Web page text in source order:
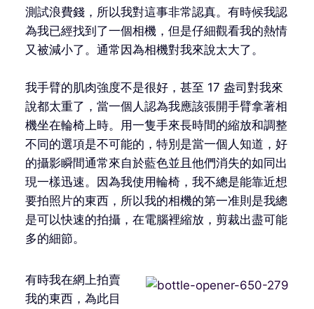
測試浪費錢，所以我對這事非常認真。有時候我認
為我已經找到了一個相機，但是仔細觀看我的熱情
又被減小了。通常因為相機對我來說太大了。
我手臂的肌肉強度不是很好，甚至 17 盎司對我來
說都太重了，當一個人認為我應該張開手臂拿著相
機坐在輪椅上時。用一隻手來長時間的縮放和調整
不同的選項是不可能的，特別是當一個人知道，好
的攝影瞬間通常來自於藍色並且他們消失的如同出
現一樣迅速。因為我使用輪椅，我不總是能靠近想
要拍照片的東西，所以我的相機的第一准則是我總
是可以快速的拍攝，在電腦裡縮放，剪裁出盡可能
多的細節。
有時我在網上拍賣
我的東西，為此目